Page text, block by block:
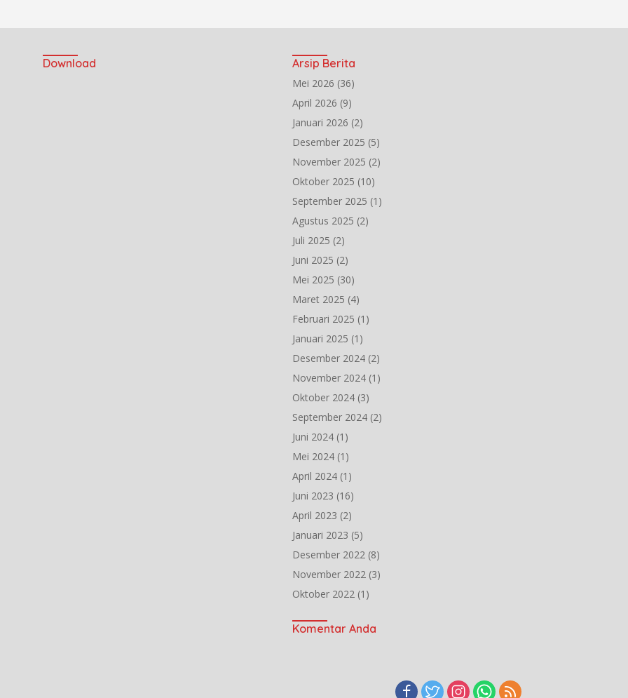
Download Arsip Berita
Mei 2026 (36)
April 2026 (9)
Januari 2026 (2)
Desember 2025 (5)
November 2025 (2)
Oktober 2025 (10)
September 2025 (1)
Agustus 2025 (2)
Juli 2025 (2)
Juni 2025 (2)
Mei 2025 (30)
Maret 2025 (4)
Februari 2025 (1)
Januari 2025 (1)
Desember 2024 (2)
November 2024 (1)
Oktober 2024 (3)
September 2024 (2)
Juni 2024 (1)
Mei 2024 (1)
April 2024 (1)
Juni 2023 (16)
April 2023 (2)
Januari 2023 (5)
Desember 2022 (8)
November 2022 (3)
Oktober 2022 (1)
Komentar Anda